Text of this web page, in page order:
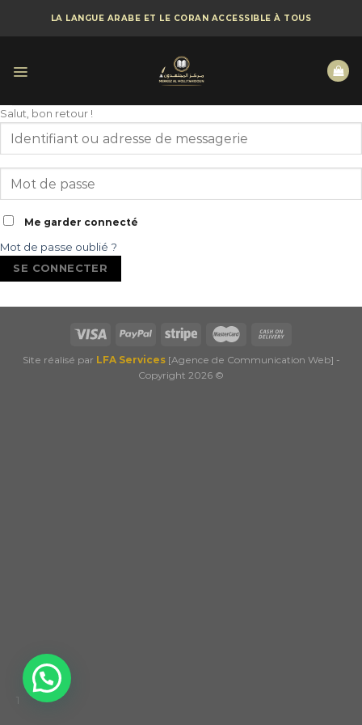
LA LANGUE ARABE ET LE CORAN ACCESSIBLE À TOUS
Salut, bon retour !
Me garder connecté
Mot de passe oublié ?
SE CONNECTER
Site réalisé par LFA Services[Agence de Communication Web] -
Copyright 2026 ©
1